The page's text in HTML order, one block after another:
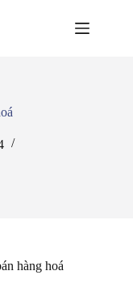
hàng hoá